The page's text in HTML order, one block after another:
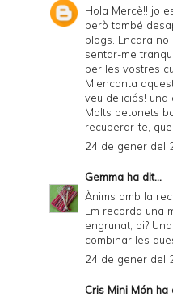
y
a
n
d
P
D
F
Hola Mercè!! jo
però també
blogs. Encara
sentar-me
per les vostres
M'encanta
veu deliciós! una
Molts petonets
recuperar-te,
24 de gener del
Gemma ha dit...
Ànims amb la
Em recorda una
engrunat, oi?
combinar les
24 de gener del
Cris Mini Món ha